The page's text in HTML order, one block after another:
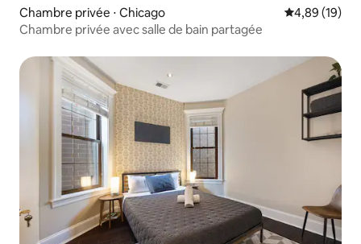
Chambre privée ⋅ Chicago Évaluation
4,89 (19)
Chambre privée avec salle de bain partagée